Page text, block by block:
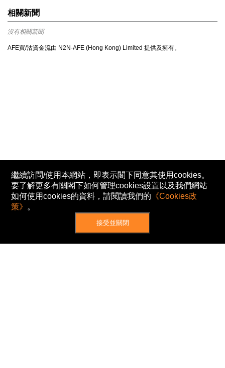
相關新聞
沒有相關新聞
AFE買/沽資金流由 N2N-AFE (Hong Kong) Limited 提供及擁有。
繼續訪問/使用本網站，即表示閣下同意其使用cookies。
要了解更多有關閣下如何管理cookies設置以及我們網站
如何使用cookies的資料，請閱讀我們的 《Cookies政
策》 。
接受並關閉